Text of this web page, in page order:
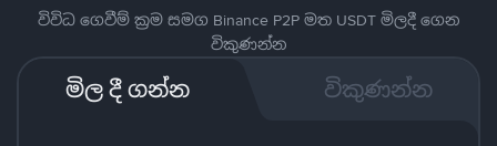
විවිධ ගෙවීම් ක්‍රම සමග Binance P2P මත USDT මිලදී ගෙන
විකුණන්න
මිල දී ගන්න විකුණන්න